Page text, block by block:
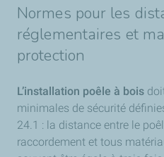
Normes pour les
réglementaires et
protection
L’installation poêle à bois
minimales de sécurité
24.1 : la distance entre le
raccordement et tous